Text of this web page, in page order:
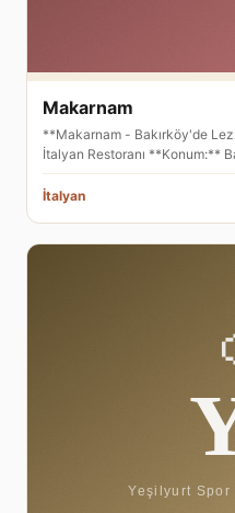
Makarnam
**Makarnam - Bakırköy'de
İtalyan Restoranı **Konum:**
İtalyan